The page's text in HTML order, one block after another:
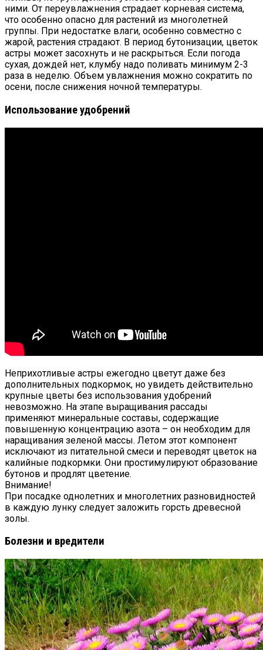
ними. От переувлажнения страдает корневая система,
что особенно опасно для растений из многолетней
группы. При недостатке влаги, особенно совместно с
жарой, растения страдают. В период бутонизации, цветок
астры может засохнуть и не раскрыться. Если погода
сухая, дождей нет, клумбу надо поливать минимум 2-3
раза в неделю. Объем увлажнения можно сократить по
осени, после снижения ночной температуры.
Использование удобрений
Неприхотливые астры ежегодно цветут даже без
дополнительных подкормок, но увидеть действительно
крупные цветы без использования удобрений
невозможно. На этапе выращивания рассады
применяют минеральные составы, содержащие
повышенную концентрацию азота – он необходим для
наращивания зеленой массы. Летом этот компонент
исключают из питательной смеси и переводят цветок на
калийные подкормки. Они простимулируют образование
бутонов и продлят цветение.
Внимание!
При посадке однолетних и многолетних разновидностей
в каждую лунку следует заложить горсть древесной
золы.
Болезни и вредители